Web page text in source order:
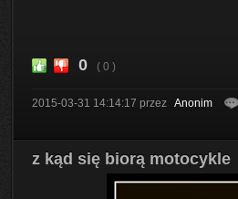
0 ( 0 )
2015-03-31 14:14:17 przez Anonim
z kąd się biorą motocykle